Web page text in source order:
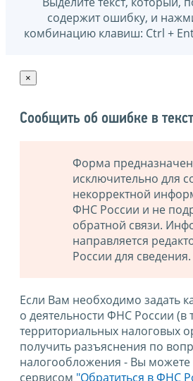
содержит ошибку, и
комбинацию клавиш: Ctrl +
×
Сообщить об ошибке в
Форма
исключительно для
некорректной
ФНС России и не
обратной связи.
направляется
России для сведения.
Если Вам необходимо задать
о деятельности ФНС России (в
территориальных налоговых
получить разъяснения по
налогообложения - Вы можете
сервисом "Обратиться в ФНС